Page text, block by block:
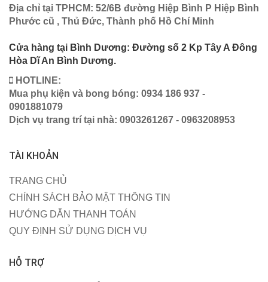
Địa chỉ tại TPHCM: 52/6B đường Hiệp Bình P Hiệp Bình
Phước cũ , Thủ Đức, Thành phố Hồ Chí Minh
Cửa hàng tại Bình Dương: Đường số 2 Kp Tây A Đông
Hòa Dĩ An Bình Dương.
HOTLINE:
Mua phụ kiện và bong bóng: 0934 186 937 -
0901881079
Dịch vụ trang trí tại nhà: 0903261267 - 0963208953
TÀI KHOẢN
TRANG CHỦ
CHÍNH SÁCH BẢO MẬT THÔNG TIN
HƯỚNG DẪN THANH TOÁN
QUY ĐỊNH SỬ DỤNG DỊCH VỤ
HỖ TRỢ